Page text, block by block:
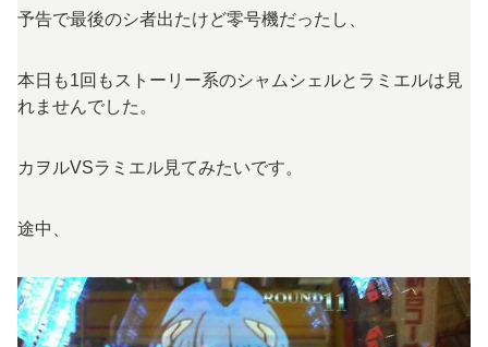
予告で最後のシ者出たけど零号機だったし、
本日も1回もストーリー系のシャムシェルとラミエルは見
れませんでした。
カヲルVSラミエル見てみたいです。
途中、